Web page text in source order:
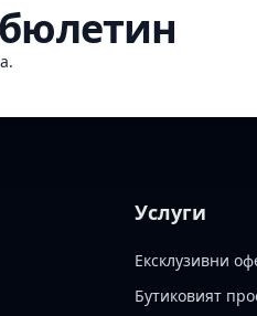
Услуги
Ексклузивни
Бутиковият